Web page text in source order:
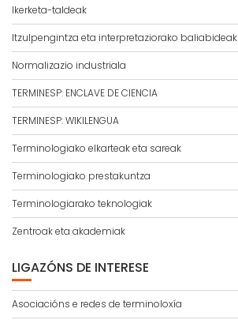
Ikerketa-taldeak
Itzulpengintza eta interpretaziorako baliabideak
Normalizazio industriala
TERMINESP: ENCLAVE DE CIENCIA
TERMINESP: WIKILENGUA
Terminologiako elkarteak eta sareak
Terminologiako prestakuntza
Terminologiarako teknologiak
Zentroak eta akademiak
LIGAZÓNS DE INTERESE
Asociacións e redes de terminoloxía